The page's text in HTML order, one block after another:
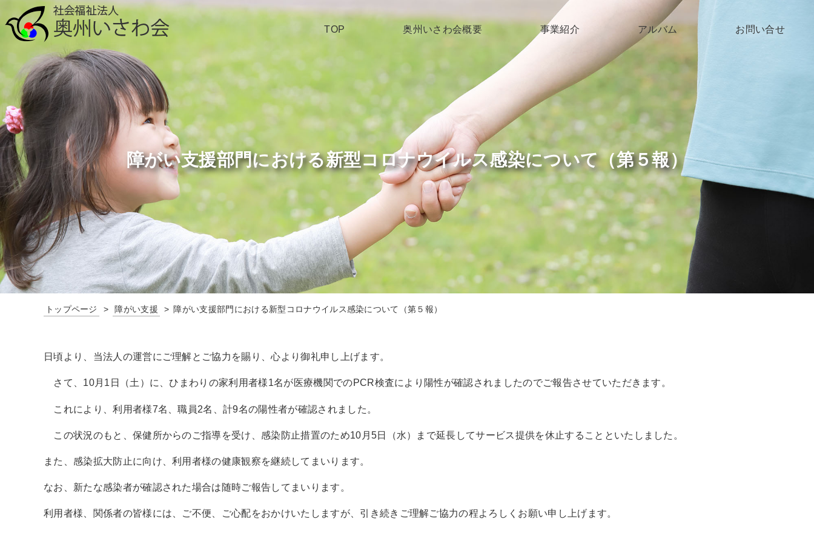
TOP 奥州いさわ会概要 事業紹介 アルバム お問い合せ
障がい支援部門における新型コロナウイルス感染について（第５報）
トップページ 障がい支援 障がい支援部門における新型コロナウイルス感染について（第５報）
日頃より、当法人の運営にご理解とご協力を賜り、心より御礼申し上げます。
さて、10月1日（土）に、ひまわりの家利用者様1名が医療機関でのPCR検査により陽性が確認されましたのでご報告させていただきます。
これにより、利用者様7名、職員2名、計9名の陽性者が確認されました。
この状況のもと、保健所からのご指導を受け、感染防止措置のため10月5日（水）まで延長してサービス提供を休止することといたしました。
また、感染拡大防止に向け、利用者様の健康観察を継続してまいります。
なお、新たな感染者が確認された場合は随時ご報告してまいります。
利用者様、関係者の皆様には、ご不便、ご心配をおかけいたしますが、引き続きご理解ご協力の程よろしくお願い申し上げます。